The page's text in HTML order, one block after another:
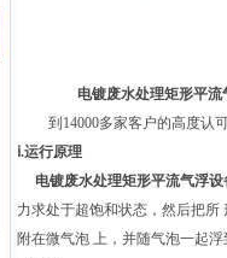
电镀废水处理矩形平流
到14000多家客户的高度认
ⅰ.运行原理
电镀废水处理矩形平流气浮设
力求处于超饱和状态，然后把
附在微气泡 上，并随气泡一起